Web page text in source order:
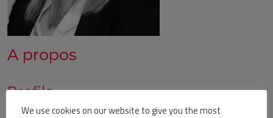
A propos
Profile
We use cookies on our website to give you the most